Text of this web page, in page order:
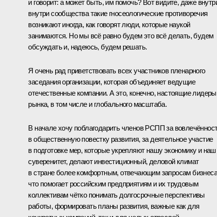
и говорит: а может быть, им помочь? Вот видите, даже
внутри сообщества такие гносеологические противоречия
возникают иногда, как говорят люди, которые наукой
занимаются. Но мы всё равно будем это всё делать, будем
обсуждать и, надеюсь, будем решать.
Я очень рад приветствовать всех участников пленарного
заседания организации, которая объединяет ведущие
отечественные компании. А это, конечно, настоящие лидеры
рынка, в том числе и глобального масштаба.
В начале хочу поблагодарить членов РСПП за
в общественную повестку развития, за деятельное участие
в подготовке мер, которые укрепляют нашу экономику и наш
суверенитет, делают инвестиционный, деловой климат
в стране более комфортным, отвечающим запросам
что помогает российским предприятиям и их трудовым
коллективам чётко понимать долгосрочные перспективы
работы, формировать планы развития, важные как для